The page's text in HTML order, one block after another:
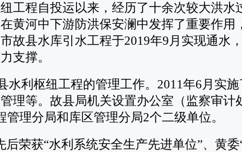
工程自投运以来，经历了十余次较大洪水
黄河中下游防洪保安澜中发挥了重要作用
故县水库引水工程于2019年9月实现通水
支撑。
利枢纽工程的管理工作。2011年6月实施
理等。故县局机关设置办公室（监察审计
理分局和库区管理分局2个二级单位。
荣获“水利系统安全生产先进单位”、黄委